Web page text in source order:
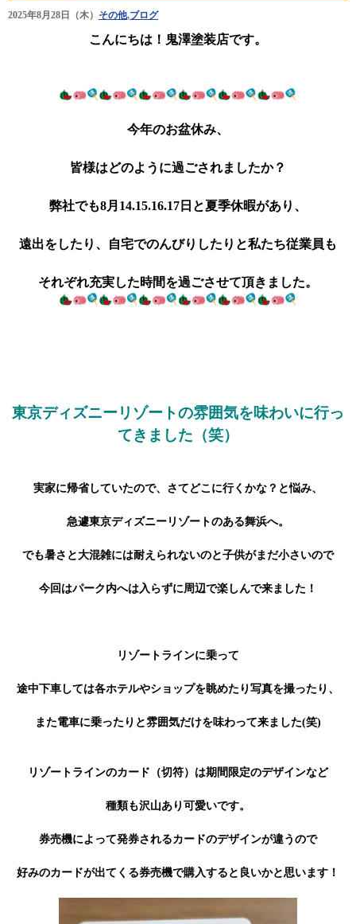
2025年8月28日（木） その他,ブログ
こんにちは！鬼澤塗装店です。
今年のお盆休み、
皆様はどのように過ごされましたか？
弊社でも8月14.15.16.17日と夏季休暇があり、
遠出をしたり、自宅でのんびりしたりと私たち従業員も
それぞれ充実した時間を過ごさせて頂きました。
東京ディズニーリゾートの雰囲気を味わいに行っ
てきました（笑）
実家に帰省していたので、さてどこに行くかな？と悩み、
急遽東京ディズニーリゾートのある舞浜へ。
でも暑さと大混雑には耐えられないのと子供がまだ小さいので
今回はパーク内へは入らずに周辺で楽しんで来ました！
リゾートラインに乗って
途中下車しては各ホテルやショップを眺めたり写真を撮ったり、
また電車に乗ったりと雰囲気だけを味わって来ました(笑)
リゾートラインのカード（切符）は期間限定のデザインなど
種類も沢山あり可愛いです。
券売機によって発券されるカードのデザインが違うので
好みのカードが出てくる券売機で購入すると良いかと思います！